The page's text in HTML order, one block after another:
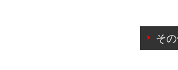
また、やむを得ない事由によりご予約の
そ